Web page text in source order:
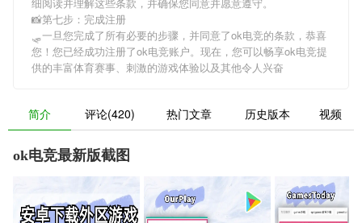
📸第七步：完成注册
🛷一旦您完成了所有必要的步骤，并同意了ok电竞的条款，恭喜
您！您已经成功注册了ok电竞账户。现在，您可以畅享ok电竞提
供的丰富体育赛事、刺激的游戏体验以及其他令人兴奋
简介 评论(420) 热门文章 历史版本 视频
ok电竞最新版截图